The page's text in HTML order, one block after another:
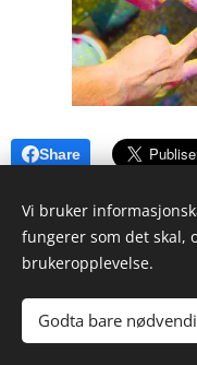
Share
© Reg. kunst- og
Vi bruker
fungerer som det skal,
brukeropplevelse.
Godta bare